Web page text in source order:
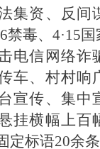
集资、反间
禁毒、4·15
电信网络诈
车、村村响
宣传、集中
挂横幅上百
定标语20余条